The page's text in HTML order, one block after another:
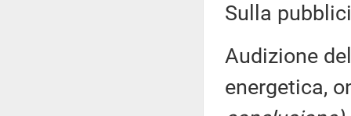
Sulla
Audizione
energetica,